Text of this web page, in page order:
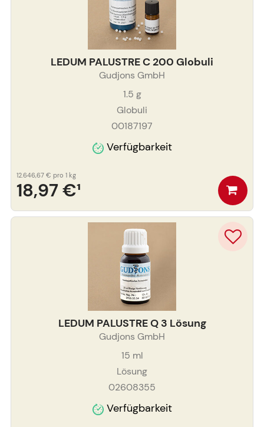
LEDUM PALUSTRE C 200 Globuli
Gudjons GmbH
1.5 g
Globuli
00187197
Verfügbarkeit
18,97 €¹
12.646,67 € pro 1 kg
LEDUM PALUSTRE Q 3 Lösung
Gudjons GmbH
15 ml
Lösung
02608355
Verfügbarkeit